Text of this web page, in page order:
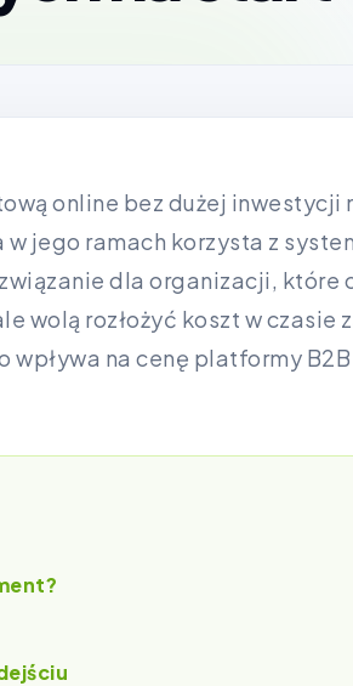
online bez dużej inwestycji
jego ramach korzysta z
dla organizacji, które
wolą rozłożyć koszt w czasie
na cenę platformy